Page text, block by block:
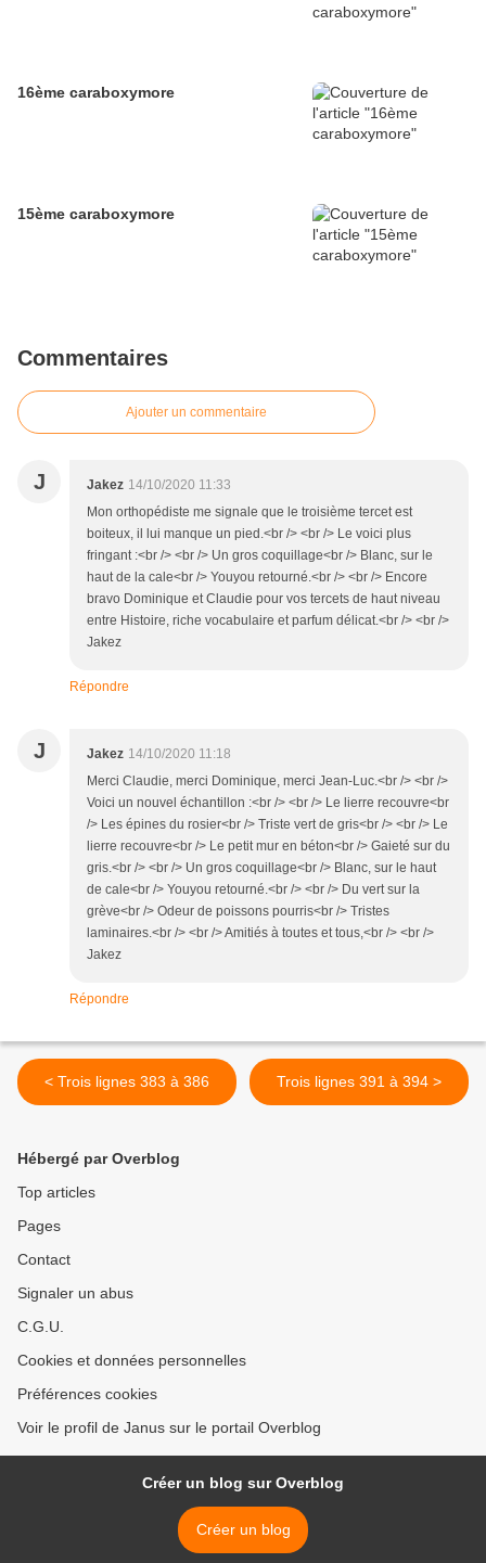
16ème caraboxymore
15ème caraboxymore
Commentaires
Ajouter un commentaire
J Jakez 14/10/2020 11:33
Mon orthopédiste me signale que le troisième tercet est
boiteux, il lui manque un pied.<br /> <br /> Le voici plus
fringant :<br /> <br /> Un gros coquillage<br /> Blanc, sur le
haut de la cale<br /> Youyou retourné.<br /> <br /> Encore
bravo Dominique et Claudie pour vos tercets de haut niveau
entre Histoire, riche vocabulaire et parfum délicat.<br /> <br />
Jakez
Répondre
J Jakez 14/10/2020 11:18
Merci Claudie, merci Dominique, merci Jean-Luc.<br /> <br />
Voici un nouvel échantillon :<br /> <br /> Le lierre recouvre<br
/> Les épines du rosier<br /> Triste vert de gris<br /> <br /> Le
lierre recouvre<br /> Le petit mur en béton<br /> Gaieté sur du
gris.<br /> <br /> Un gros coquillage<br /> Blanc, sur le haut
de cale<br /> Youyou retourné.<br /> <br /> Du vert sur la
grève<br /> Odeur de poissons pourris<br /> Tristes
laminaires.<br /> <br /> Amitiés à toutes et tous,<br /> <br />
Jakez
Répondre
< Trois lignes 383 à 386 Trois lignes 391 à 394 >
Hébergé par Overblog
Top articles
Pages
Contact
Signaler un abus
C.G.U.
Cookies et données personnelles
Préférences cookies
Voir le profil de Janus sur le portail Overblog
Créer un blog sur Overblog
Créer un blog